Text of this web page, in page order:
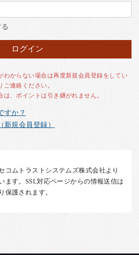
わからない場合は再度新規会員登録をしてい
連絡ください。
、ポイントは引き継がれません。
すか？
新規会員登録）
コムトラストシステムズ株式会社より
ます。SSL対応ページからの情報送信は
保護されます。